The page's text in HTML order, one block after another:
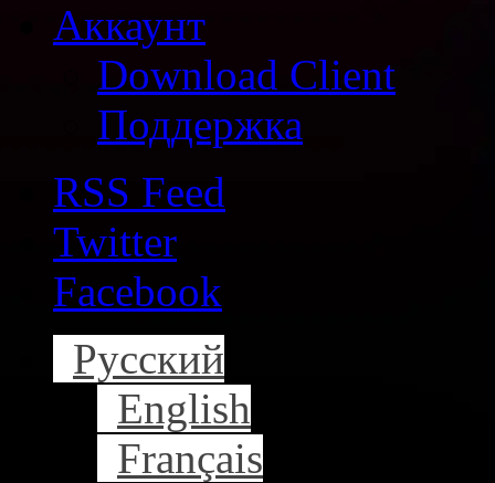
Аккаунт
Download Client
Поддержка
RSS Feed
Twitter
Facebook
Русский
English
Français